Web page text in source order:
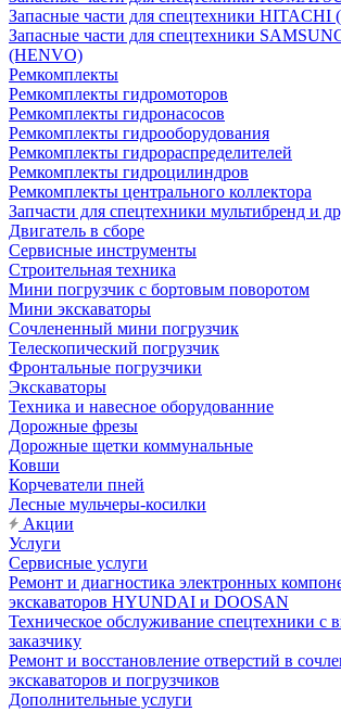
Запасные части для спецтехники HITACHI
Запасные части для спецтехники
(HENVO)
Ремкомплекты
Ремкомплекты гидромоторов
Ремкомплекты гидронасосов
Ремкомплекты гидрооборудования
Ремкомплекты гидрораспределителей
Ремкомплекты гидроцилиндров
Ремкомплекты центрального коллектора
Запчасти для спецтехники мультибренд и
Двигатель в сборе
Сервисные инструменты
Строительная техника
Мини погрузчик с бортовым поворотом
Мини экскаваторы
Сочлененный мини погрузчик
Телескопический погрузчик
Фронтальные погрузчики
Экскаваторы
Техника и навесное оборудованние
Дорожные фрезы
Дорожные щетки коммунальные
Ковши
Корчеватели пней
Лесные мульчеры-косилки
Акции
Услуги
Сервисные услуги
Ремонт и диагностика электронных
экскаваторов HYUNDAI и DOOSAN
Техническое обслуживание спецтехники с
заказчику
Ремонт и восстановление отверстий в
экскаваторов и погрузчиков
Дополнительные услуги